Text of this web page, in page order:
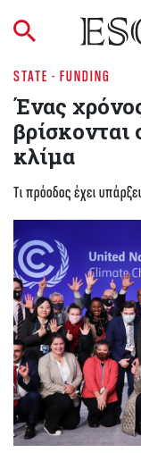
STATE - FUNDING
Ένας
βρίσκονται
κλίμα
Τι πρόοδος έχει